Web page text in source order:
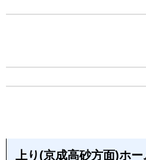
上り(京成高砂方面)ホ